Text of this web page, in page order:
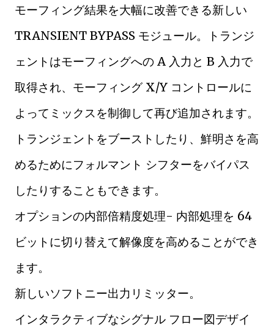
モーフィング結果を大幅に改善できる新しい
TRANSIENT BYPASS モジュール。トランジ
ェントはモーフィングへの A 入力と B 入力で
取得され、モーフィング X/Y コントロールに
よってミックスを制御して再び追加されます。
トランジェントをブーストしたり、鮮明さを高
めるためにフォルマント シフターをバイパス
したりすることもできます。
オプションの内部倍精度処理- 内部処理を 64
ビットに切り替えて解像度を高めることができ
ます。
新しいソフトニー出力リミッター。
インタラクティブなシグナル フロー図デザイ